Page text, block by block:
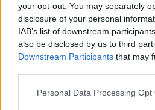
your opt-out. You may separately
disclosure of your personal
IAB’s list of downstream
also be disclosed by us to third
Downstream Participants that may
Personal Data Processing Opt
Metformine
18-10-2012 | Vrouw | 54
metformine
Suikerziekte (type 1)
Effectiviteit
Hoeveelheid bijwerkingen